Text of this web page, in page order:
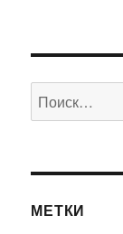
Искать:
МЕТКИ